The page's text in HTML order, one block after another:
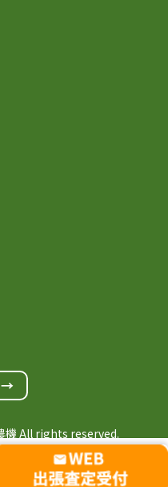
→
All rights reserved.